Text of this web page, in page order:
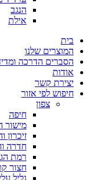
הנגב
אילת
בית
המוצרים שלנו
הסברים הדרכה
אודות
יצירת קשר
חיפוש לפי אזור
צפון
חיפה
מישור
זיכרון
חדרה
רמת
חצור
גליל